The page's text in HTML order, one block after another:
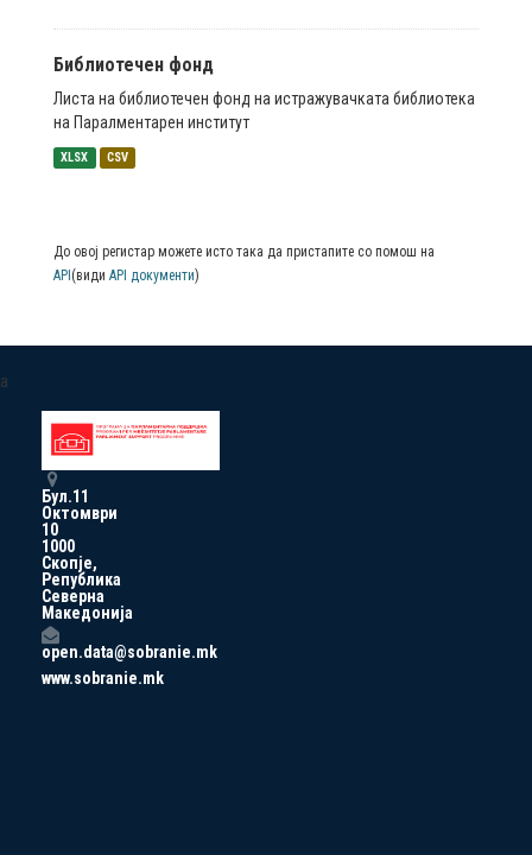
Библиотечен фонд
Листа на библиотечен фонд на истражувачката библиотека
на Паралментарен институт
XLSX CSV
До овој регистар можете исто така да пристапите со помош на
API (види API документи)
a
Бул.11
Октомври
10
1000
Скопје,
Република
Северна
Македонија
open.data@sobranie.mk
www.sobranie.mk